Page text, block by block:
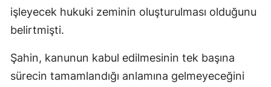
işleyecek hukuki zeminin oluşturulması olduğunu
belirtmişti.
Şahin, kanunun kabul edilmesinin tek başına
sürecin tamamlandığı anlamına gelmeyeceğini